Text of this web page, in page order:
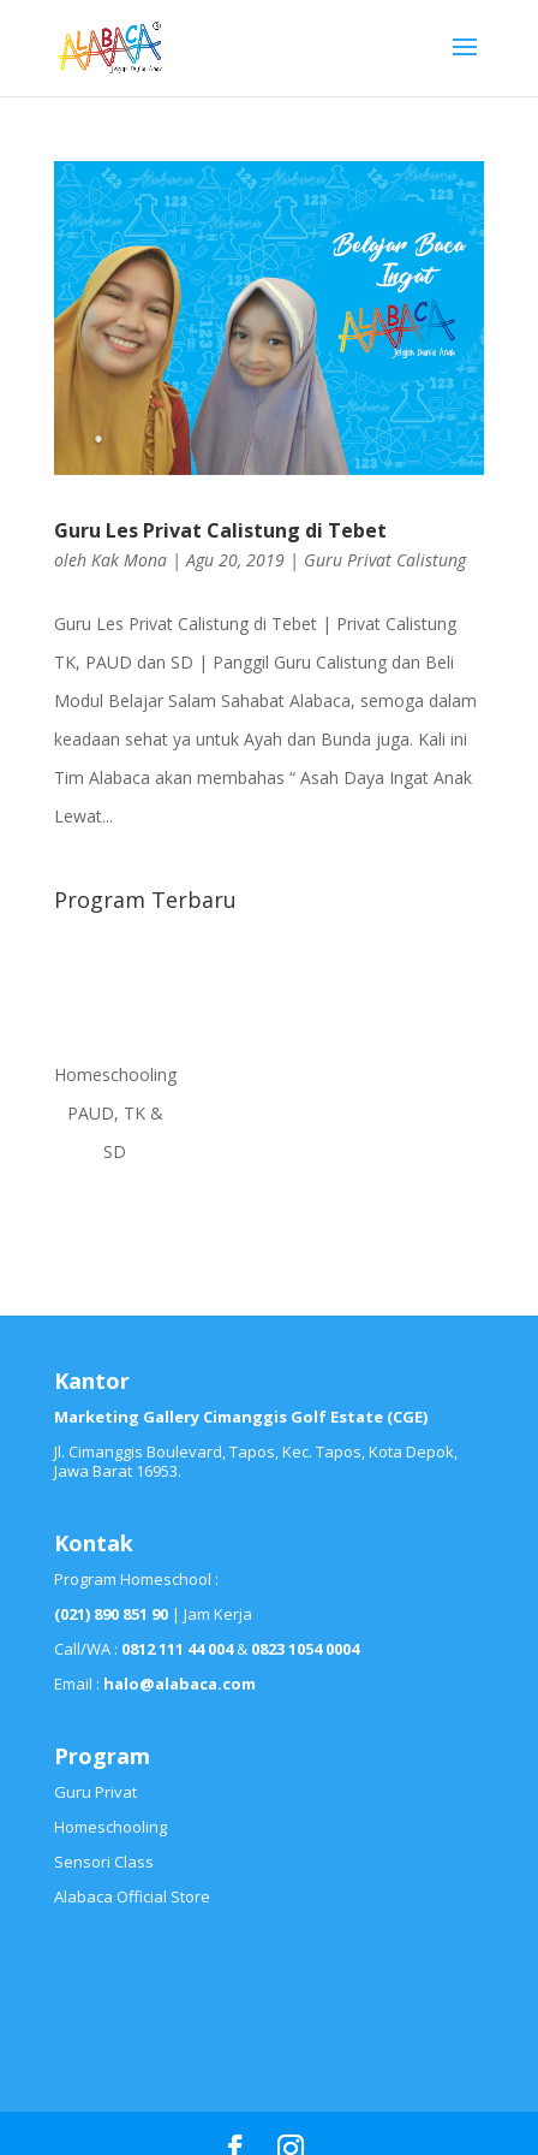
Guru Les Privat Calistung di Tebet
oleh Kak Mona| Agu 20, 2019| Guru Privat Calistung
Guru Les Privat Calistung di Tebet | Privat Calistung
TK, PAUD dan SD | Panggil Guru Calistung dan Beli
Modul Belajar Salam Sahabat Alabaca, semoga dalam
keadaan sehat ya untuk Ayah dan Bunda juga. Kali ini
Tim Alabaca akan membahas “ Asah Daya Ingat Anak
Lewat...
Program Terbaru
Homeschooling
PAUD, TK &
SD
Kantor
Marketing Gallery Cimanggis Golf Estate (CGE)
Jl. Cimanggis Boulevard, Tapos, Kec. Tapos, Kota Depok,
Jawa Barat 16953.
Kontak
Program Homeschool :
(021) 890 851 90 | Jam Kerja
Call/WA : 0812 111 44 004&0823 1054 0004
Email : halo@alabaca.com
Program
Guru Privat
Homeschooling
Sensori Class
Alabaca Official Store